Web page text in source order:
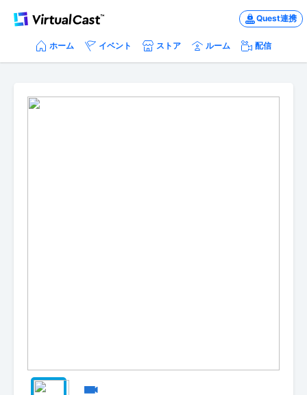
Quest連携
ホーム イベント ストア ルーム 配信